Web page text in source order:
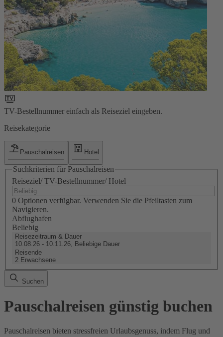
TV-Bestellnummer einfach als Reiseziel eingeben.
Reisekategorie
Pauschalreisen Hotel
Suchkriterien für Pauschalreisen
Reiseziel/ TV-Bestellnummer/ Hotel
0 Optionen verfügbar. Verwenden Sie die Pfeiltasten zum
Navigieren.
Abflughafen
Beliebig
Reisezeitraum & Dauer
10.08.26 - 10.11.26, Beliebige Dauer
Reisende
2 Erwachsene
Suchen
Pauschalreisen günstig buchen
Pauschalreisen bieten stressfreien Urlaubsgenuss, indem Flug und